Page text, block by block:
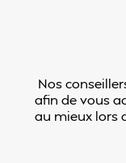
Nos
afin de vous
au mieux lors